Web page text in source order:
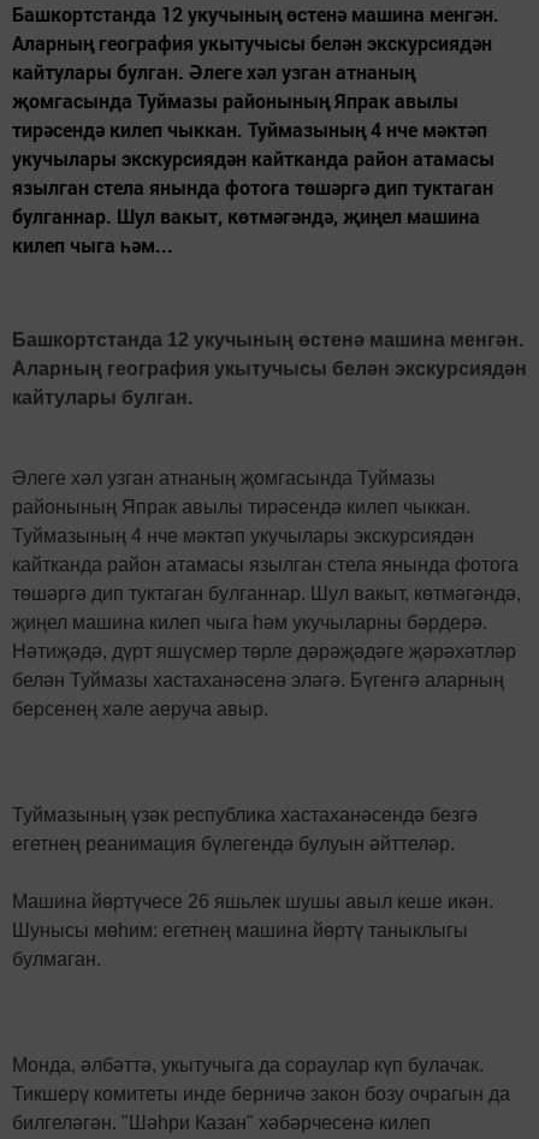
Башкортстанда 12 укучының өстенә машина менгән.
Аларның география укытучысы белән экскурсиядән
кайтулары булган. Әлеге хәл узган атнаның
җомгасында Туймазы районының Япрак авылы
тирәсендә килеп чыккан. Туймазының 4 нче мәктәп
укучылары экскурсиядән кайтканда район атамасы
язылган стела янында фотога төшәргә дип туктаган
булганнар. Шул вакыт, көтмәгәндә, җиңел машина
килеп чыга һәм...
Башкортстанда 12 укучының өстенә машина менгән.
Аларның география укытучысы белән экскурсиядән
кайтулары булган.
Әлеге хәл узган атнаның җомгасында Туймазы
районының Япрак авылы тирәсендә килеп чыккан.
Туймазының 4 нче мәктәп укучылары экскурсиядән
кайтканда район атамасы язылган стела янында фотога
төшәргә дип туктаган булганнар. Шул вакыт, көтмәгәндә,
җиңел машина килеп чыга һәм укучыларны бәрдерә.
Нәтиҗәдә, дүрт яшүсмер төрле дәрәҗәдәге җәрәхәтләр
белән Туймазы хастаханәсенә эләгә. Бүгенгә аларның
берсенең хәле аеруча авыр.
Туймазының үзәк республика хастаханәсендә безгә
егетнең реанимация бүлегендә булуын әйттеләр.
Машина йөртүчесе 26 яшьлек шушы авыл кеше икән.
Шунысы мөһим: егетнең машина йөртү таныклыгы
булмаган.
Монда, әлбәттә, укытучыга да сораулар күп булачак.
Тикшерү комитеты инде берничә закон бозу очрагын да
билгеләгән. "Шәһри Казан" хәбәрчесенә килеп